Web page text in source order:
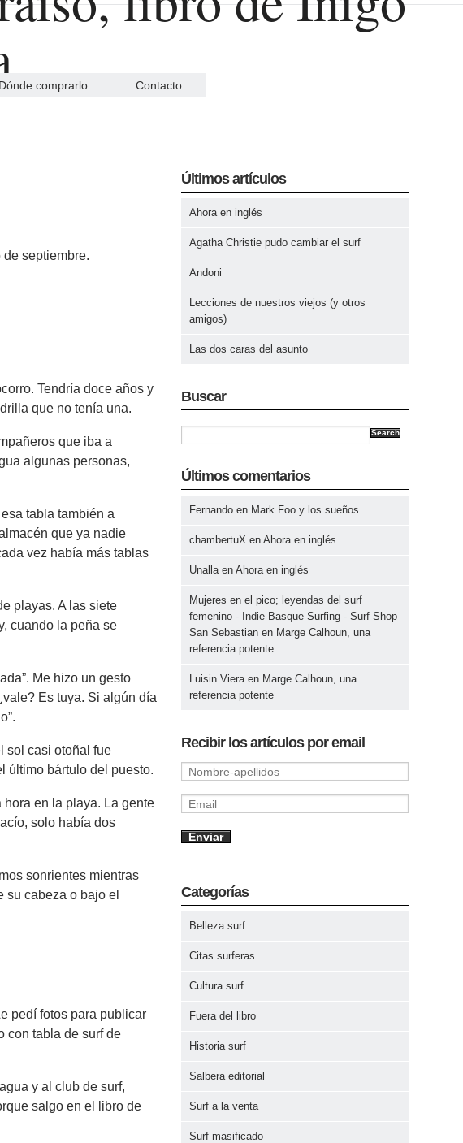
Dónde comprarlo Contacto
septiembre.
Tendría doce años y
que no tenía una.
que iba a
algunas personas,
tabla también a
que ya nadie
vez había más tablas
playas. A las siete
cuando la peña se
Me hizo un gesto
Es tuya. Si algún día
sol casi otoñal fue
último bártulo del puesto.
en la playa. La gente
solo había dos
sonrientes mientras
su cabeza o bajo el
pedí fotos para publicar
con tabla de surf de
y al club de surf,
salgo en el libro de
Últimos artículos
Ahora en inglés
Agatha Christie pudo cambiar el surf
Andoni
Lecciones de nuestros viejos (y otros
amigos)
Las dos caras del asunto
Buscar
Search
Últimos comentarios
Fernando en Mark Foo y los sueños
chambertuX en Ahora en inglés
Unallaen Ahora en inglés
Mujeres en el pico; leyendas del surf
femenino - Indie Basque Surfing - Surf Shop
San Sebastian en Marge Calhoun, una
referencia potente
Luisin Vieraen Marge Calhoun, una
referencia potente
Recibir los artículos por email
Categorías
Belleza surf
Citas surferas
Cultura surf
Fuera del libro
Historia surf
Salbera editorial
Surf a la venta
Surf masificado